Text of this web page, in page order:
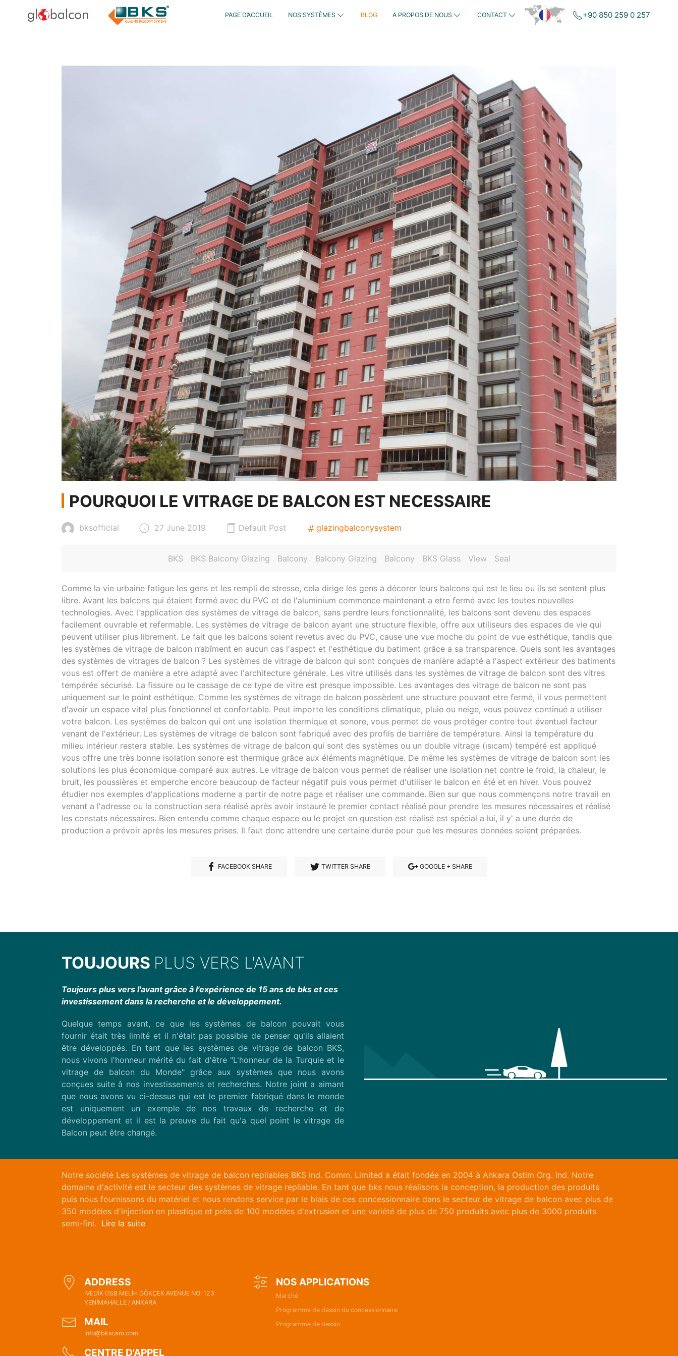
PAGE D’ACCUEIL NOS SYSTÈMES BLOG A PROPOS DE NOUS CONTACT +90 850 259 0 257
POURQUOI LE VITRAGE DE BALCON EST NECESSAIRE
bksofficial 27 June 2019 Default Post glazingbalconysystem
BKS BKS Balcony Glazing Balcony Balcony Glazing Balcony BKS Glass View Seal
Comme la vie urbaine fatigue les gens et les rempli de stresse, cela dirige les gens a décorer leurs balcons qui est le lieu ou ils se sentent plus
libre. Avant les balcons qui étaient fermé avec du PVC et de l'aluminium commence maintenant a etre fermé avec les toutes nouvelles
technologies. Avec l'application des systèmes de vitrage de balcon, sans perdre leurs fonctionnalité, les balcons sont devenu des espaces
facilement ouvrable et refermable. Les systèmes de vitrage de balcon ayant une structure flexible, offre aux utiliseurs des espaces de vie qui
peuvent utiliser plus librement. Le fait que les balcons soient revetus avec du PVC, cause une vue moche du point de vue esthétique, tandis que
les systèmes de vitrage de balcon n’abîment en aucun cas l'aspect et l'esthétique du batiment grâce a sa transparence. Quels sont les avantages
des systèmes de vitrages de balcon ? Les systèmes de vitrage de balcon qui sont conçues de manière adapté a l'aspect extérieur des batiments
vous est offert de manière a etre adapté avec l'architecture générale. Les vitre utilisés dans les systèmes de vitrage de balcon sont des vitres
tempérée sécurisé. La fissure ou le cassage de ce type de vitre est presque impossible. Les avantages des vitrage de balcon ne sont pas
uniquement sur le point esthétique. Comme les systèmes de vitrage de balcon possèdent une structure pouvant etre fermé, il vous permettent
d'avoir un espace vital plus fonctionnel et confortable. Peut importe les conditions climatique, pluie ou neige, vous pouvez continué a utiliser
votre balcon. Les systèmes de balcon qui ont une isolation thermique et sonore, vous permet de vous protéger contre tout éventuel facteur
venant de l'extérieur. Les systèmes de vitrage de balcon sont fabriqué avec des profils de barrière de température. Ainsi la température du
milieu intérieur restera stable. Les systèmes de vitrage de balcon qui sont des systèmes ou un double vitrage (ısıcam) tempéré est appliqué
vous offre une très bonne isolation sonore est thermique grâce aux éléments magnétique. De même les systèmes de vitrage de balcon sont les
solutions les plus économique comparé aux autres. Le vitrage de balcon vous permet de réaliser une isolation net contre le froid, la chaleur, le
bruit, les poussières et emperche encore beaucoup de facteur négatif puis vous permet d'utiliser le balcon en été et en hiver. Vous pouvez
étudier nos exemples d'applications moderne a partir de notre page et réaliser une commande. Bien sur que nous commençons notre travail en
venant a l'adresse ou la construction sera réalisé après avoir instauré le premier contact réalisé pour prendre les mesures nécessaires et réalisé
les constats nécessaires. Bien entendu comme chaque espace ou le projet en question est réalisé est spécial a lui, il y' a une durée de
production a prévoir après les mesures prises. Il faut donc attendre une certaine durée pour que les mesures données soient préparées.
FACEBOOK SHARE TWITTER SHARE GOOGLE + SHARE
TOUJOURS PLUS VERS L'AVANT
Toujours plus vers l'avant grâce â l'expérience de 15 ans de bks et ces
investissement dans la recherche et le développement.
Quelque temps avant, ce que les systèmes de balcon pouvait vous
fournir était très limité et il n'était pas possible de penser qu'ils allaient
être développés. En tant que les systèmes de vitrage de balcon BKS,
nous vivons l'honneur mérité du fait d'être "L'honneur de la Turquie et le
vitrage de balcon du Monde" grâce aux systèmes que nous avons
conçues suite â nos investissements et recherches. Notre joint a aimant
que nous avons vu ci-dessus qui est le premier fabriqué dans le monde
est uniquement un exemple de nos travaux de recherche et de
développement et il est la preuve du fait qu'a quel point le vitrage de
Balcon peut être changé.
Notre société Les systèmes de vitrage de balcon repliables BKS Ind. Comm. Limited a était fondée en 2004 à Ankara Ostim Org. Ind. Notre
domaine d'activité est le secteur des systèmes de vitrage repliable. En tant que bks nous réalisons la conception, la production des produits
puis nous fournissons du matériel et nous rendons service par le biais de ces concessionnaire dans le secteur de vitrage de balcon avec plus de
350 modèles d'injection en plastique et près de 100 modèles d'extrusion et une variété de plus de 750 produits avec plus de 3000 produits
semi-fini. Lire la suite
ADDRESS
İVEDİK OSB MELİH GÖKÇEK AVENUE NO: 123
YENİMAHALLE / ANKARA
MAIL
info@bkscam.com
CENTRE D'APPEL
NOS APPLICATIONS
Marché
Programme de dessin du concessionnaire
Programme de dessin